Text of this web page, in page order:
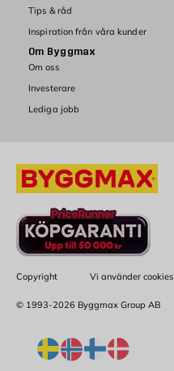
Tips & råd
Inspiration från våra kunder
Om Byggmax
Om oss
Investerare
Lediga jobb
Copyright Vi använder cookies
© 1993-2026 Byggmax Group AB